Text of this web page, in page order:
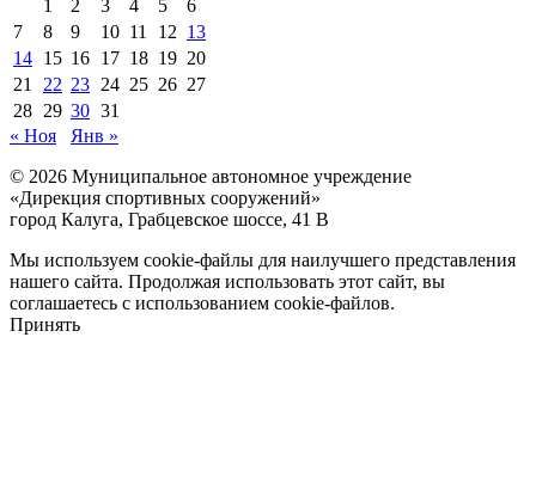
1
2 3 4 5
6
7
8 9 10 11 12 13
14 15 16 17 18 19 20
21
22 23 24 25 26 27
28 29 30 31
« Ноя
Янв »
© 2026 Муниципальное автономное учреждение
«Дирекция спортивных сооружений»
город Калуга, Грабцевское шоссе, 41 В
Мы используем cookie-файлы для наилучшего представления
нашего сайта. Продолжая использовать этот сайт, вы
соглашаетесь с использованием cookie-файлов.
Принять